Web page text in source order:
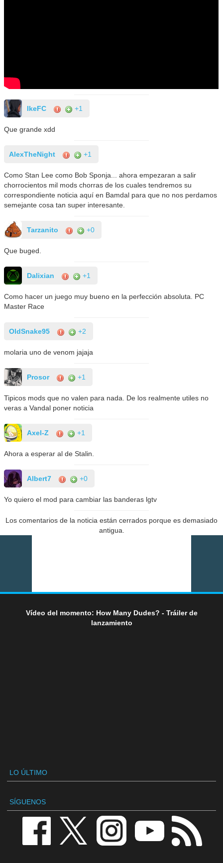
IkeFC +1
Que grande xdd
AlexTheNight +1
Como Stan Lee como Bob Sponja... ahora empezaran a salir
chorrocientos mil mods chorras de los cuales tendremos su
correspondiente noticia aquí en Bamdal para que no nos perdamos
semejante cosa tan super interesante.
Tarzanito +0
Que buged.
Dalixian +1
Como hacer un juego muy bueno en la perfección absoluta. PC
Master Race
OldSnake95 +2
molaria uno de venom jajaja
Prosor +1
Tipicos mods que no valen para nada. De los realmente utiles no
veras a Vandal poner noticia
Axel-Z +1
Ahora a esperar al de Stalin.
Albert7 +0
Yo quiero el mod para cambiar las banderas lgtv
Los comentarios de la noticia están cerrados porque es demasiado
antigua.
Vídeo del momento: How Many Dudes? - Tráiler de
lanzamiento
LO ÚLTIMO
SÍGUENOS